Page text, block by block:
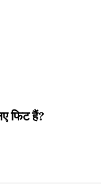
फिट हैं?